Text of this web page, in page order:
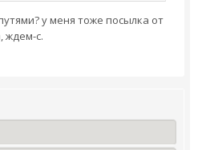
у меня тоже посылка от
ждем-с.